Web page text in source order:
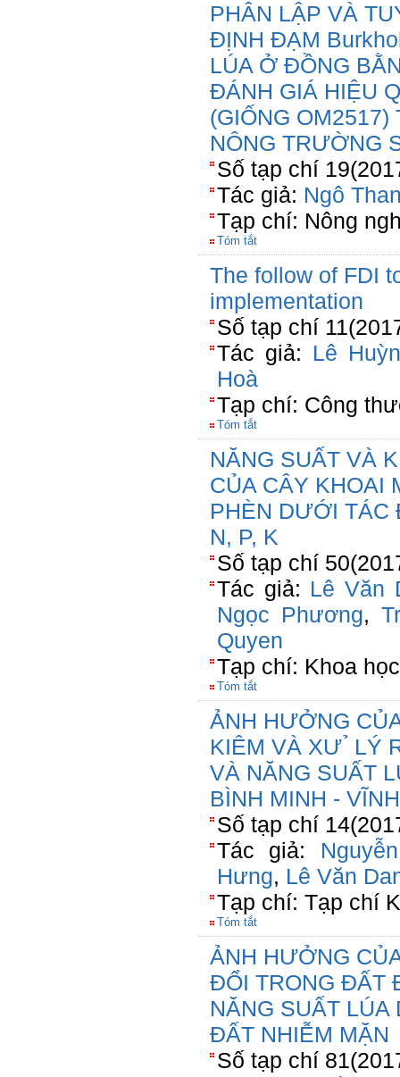
PHÂN LẬP VÀ
ĐỊNH ĐẠM
LÚA Ở ĐỒNG
ĐÁNH GIÁ HIỆU
(GIỐNG
NÔNG TRƯỜNG
Số tạp chí
Tác giả: Ngô
Tạp chí: Nông
Tóm tắt
The follow of FDI
implementation
Số tạp chí
Tác giả: Lê
Hoà
Tạp chí: Công
Tóm tắt
NĂNG SUẤT VÀ
CỦA CÂY KHOAI
PHÈN DƯỚI TÁC
N, P, K
Số tạp chí
Tác giả: Lê Văn
Ngọc Phương,
Quyen
Tạp chí: Khoa
Tóm tắt
ẢNH HƯỞNG
KIÊM VÀ XƯ ̉ LÝ
VÀ NĂNG SUẤT
BÌNH MINH -
Số tạp chí
Tác giả:
Hưng, Lê Văn
Tạp chí: Tạp chí
Tóm tắt
ẢNH HƯỞNG
ĐỔI TRONG ĐẤT
NĂNG SUẤT
ĐẤT NHIỄM MẶN
Số tạp chí